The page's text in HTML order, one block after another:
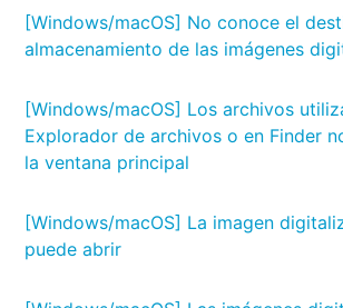
[Windows/macOS] No conoce el
almacenamiento de las imágenes
[Windows/macOS] Los archivos
Explorador de archivos o en Finder
la ventana principal
[Windows/macOS] La imagen
puede abrir